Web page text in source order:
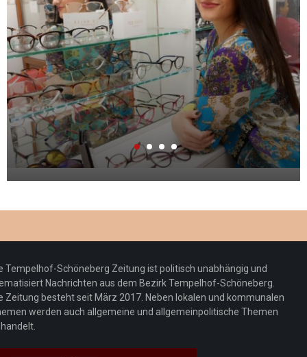
Tempelhof-Schöneberg Zeitung ist politisch unabhängig und
Nachrichten aus dem Bezirk Tempelhof-Schöneberg.
Zeitung besteht seit März 2017. Neben lokalen und kommunalen
werden auch allgemeine und allgemeinpolitische Themen